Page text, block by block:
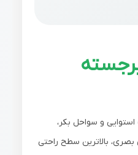
استوایی و سواحل بکر،
بصری، بالاترین سطح راحتی